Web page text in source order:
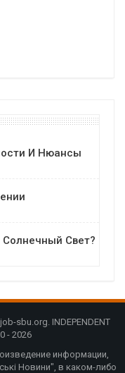
И Нюансы
Свет?
sbu.org. INDEPENDENT
- 2026
информации,
Новини", в каком-либо